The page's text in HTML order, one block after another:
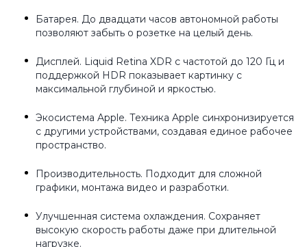
Батарея. До двадцати часов автономной работы
позволяют забыть о розетке на целый день.
Дисплей. Liquid Retina XDR с частотой до 120 Гц и
поддержкой HDR показывает картинку с
максимальной глубиной и яркостью.
Экосистема Apple. Техника Apple синхронизируется
с другими устройствами, создавая единое рабочее
пространство.
Производительность. Подходит для сложной
графики, монтажа видео и разработки.
Улучшенная система охлаждения. Сохраняет
высокую скорость работы даже при длительной
нагрузке.